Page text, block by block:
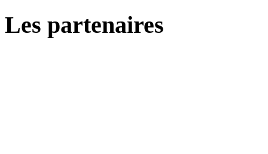
Les partenaires